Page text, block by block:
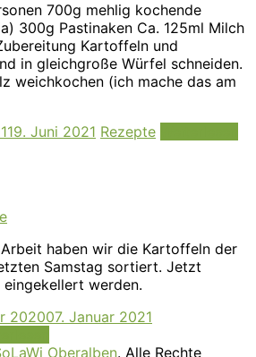
700g mehlig kochende
300g Pastinaken Ca. 125ml Milch
Kartoffeln und
in gleichgroße Würfel schneiden.
weichkochen (ich mache das am
19. Juni 2021 Rezepte
haben wir die Kartoffeln der
Samstag sortiert. Jetzt
eingekellert werden.
202007. Januar 2021
Oberalben. Alle Rechte